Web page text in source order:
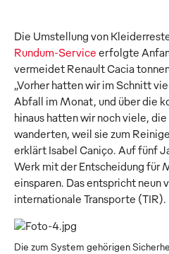
Die Umstellung von
Rundum-Service erfolgte
vermeidet Renault Cacia
„Vorher hatten wir im Schnitt
Abfall im Monat, und über die
hinaus hatten wir noch viele,
wanderten, weil sie zum
erklärt Isabel Caniço. Auf fünf
Werk mit der Entscheidung für
einsparen. Das entspricht neun
internationale Transporte (TIR).
Die zum System gehörigen